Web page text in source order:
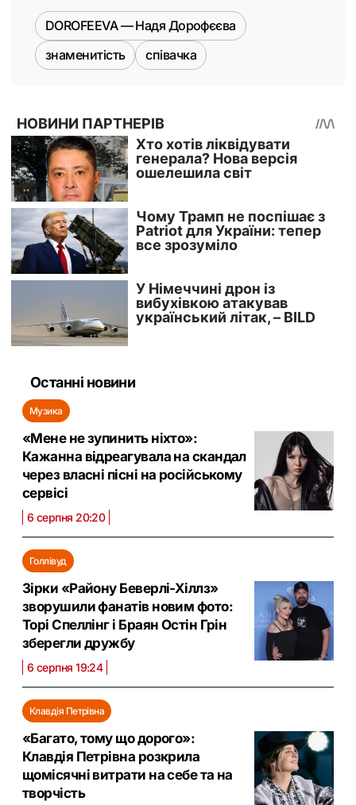
DOROFEEVA — Надя Дорофєєва
знаменитість
співачка
Останні новини
Музика
«Мене не зупинить ніхто»:
Кажанна відреагувала на скандал
через власні пісні на російському
сервісі
6 серпня 20:20
Голлівуд
Зірки «Району Беверлі-Хіллз»
зворушили фанатів новим фото:
Торі Спеллінг і Браян Остін Грін
зберегли дружбу
6 серпня 19:24
Клавдія Петрівна
«Багато, тому що дорого»:
Клавдія Петрівна розкрила
щомісячні витрати на себе та на
творчість